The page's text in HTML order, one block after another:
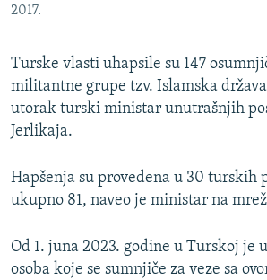
POPLAVE I KLIZIŠTA U BIH 2024.
POST SCRIPTUM
MOJA EVROPA
TRI DECENIJE OD RATA U BIH
SVE KARTE DEJTONA
NASTANAK I RASPAD JUGOSLAVIJE
2017.
Turske vlasti uhapsile su 147
militantne grupe tzv. Islamska
utorak turski ministar unutrašnjih
Jerlikaja.
Hapšenja su provedena u 30 turskih
ukupno 81, naveo je ministar na
Od 1. juna 2023. godine u Turskoj je
osoba koje se sumnjiče za veze sa